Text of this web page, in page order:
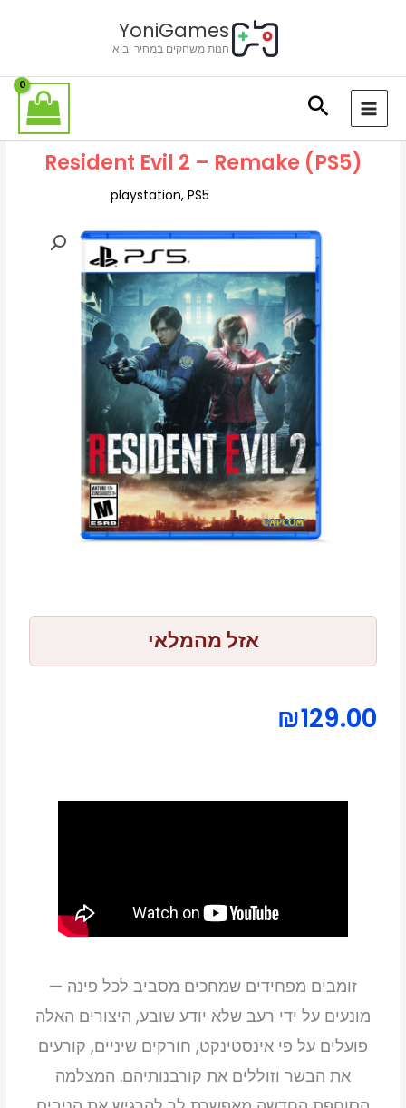
YoniGames
חנות משחקים במחיר יבוא
Resident Evil 2 – Remake (PS5)
playstation,PS5
אזל מהמלאי
₪129.00
זומבים מפחידים שמחכים מסביב לכל פינה —
מונעים על ידי רעב שלא יודע שובע, היצורים האלה
פועלים על פי אינסטינקט, חורקים שיניים, קורעים
את הבשר וזוללים את קורבנותיהם. המצלמה